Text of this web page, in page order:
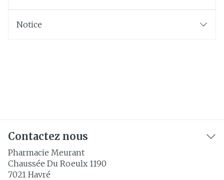
Notice
Contactez nous
Pharmacie Meurant
Chaussée Du Roeulx 1190
7021 Havré